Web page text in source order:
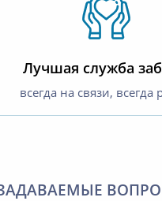
Лучшая служба
всегда на связи, всегда